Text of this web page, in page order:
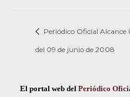
Periódico Oficial Alcance
del 09 de junio de 2008
El portal web del Periódico